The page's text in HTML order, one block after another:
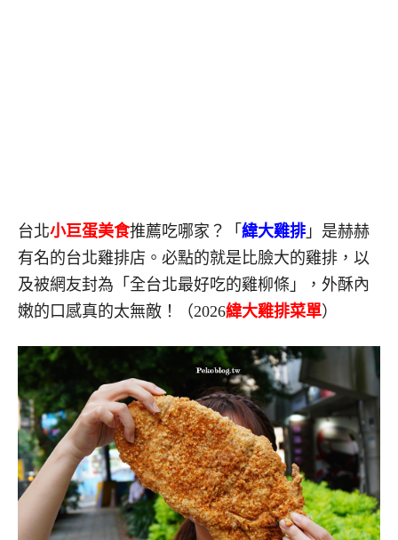
台北小巨蛋美食推薦吃哪家？「 緯大雞排 」是赫赫
有名的台北雞排店。必點的就是比臉大的雞排，以
及被網友封為「全台北最好吃的雞柳條」，外酥內
嫩的口感真的太無敵！（2026緯大雞排菜單）